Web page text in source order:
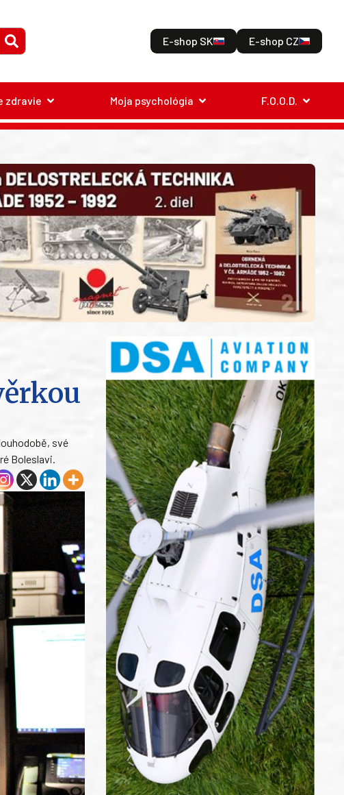
E-shop SK E-shop CZ
zdravie Moja psychológia F.O.O.D.
své
Boleslavi.